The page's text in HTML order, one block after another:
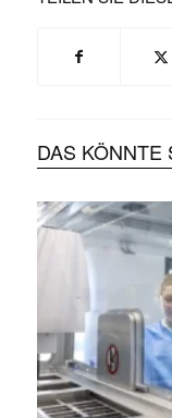
DAS KÖNNTE